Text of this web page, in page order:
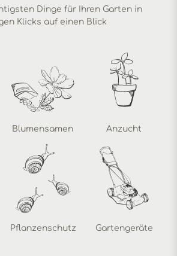
Dinge für Ihren Garten in
Klicks auf einen Blick
Blumensamen Anzucht
Pflanzenschutz Gartengeräte